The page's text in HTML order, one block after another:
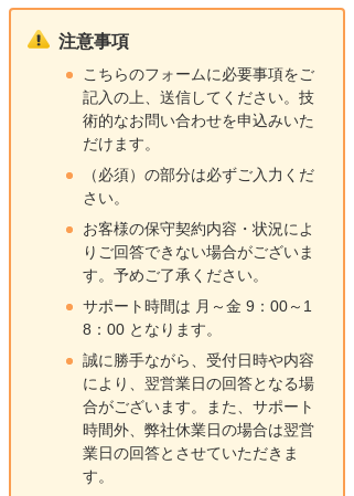
注意事項
こちらのフォームに必要事項をご
記入の上、送信してください。技
術的なお問い合わせを申込みいた
だけます。
（必須）の部分は必ずご入力くだ
さい。
お客様の保守契約内容・状況によ
りご回答できない場合がございま
す。予めご了承ください。
サポート時間は 月～金 9：00～1
8：00 となります。
誠に勝手ながら、受付日時や内容
により、翌営業日の回答となる場
合がございます。また、サポート
時間外、弊社休業日の場合は翌営
業日の回答とさせていただきま
す。